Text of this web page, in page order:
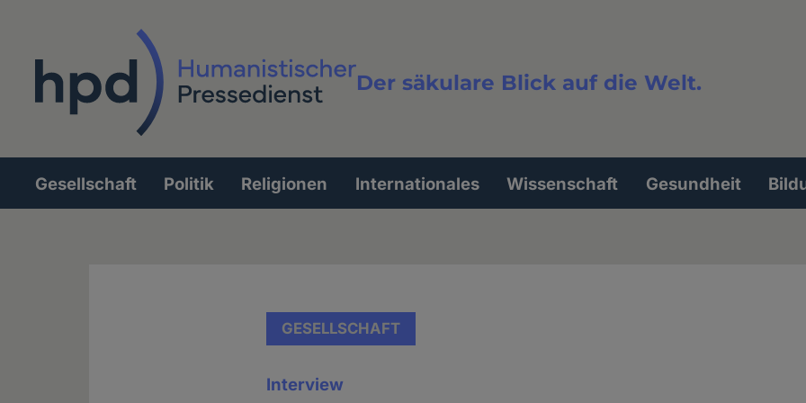
Der säkulare Blick auf die Welt.
Volltextsuche
Hauptnavigation
Gesellschaft Politik Religionen Internationales Wissenschaft Gesundheit
GESELLSCHAFT
Interview